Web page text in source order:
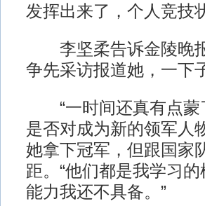
发挥出来了，个人竞技
李坚柔告诉金陵晚报
争先采访报道她，一下
“一时间还真有点蒙
是否对成为新的领军人
她拿下冠军，但跟国家
距。“他们都是我学习
能力我还不具备。”